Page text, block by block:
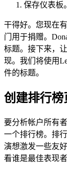
保存仪表板。
干得好。您现在
门用于捐赠。
标题。接下来，
现。我们将使用
件的标题。
创建排行榜
要分析帐户所有
一个排行榜。排
演想激发一些友
看谁是最佳表现者